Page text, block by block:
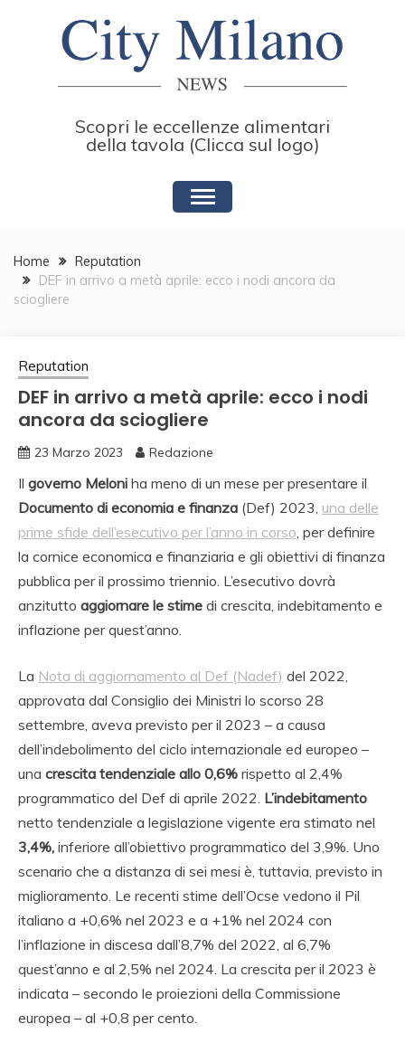
Scopri le eccellenze alimentari
della tavola (Clicca sul logo)
Home
Reputation
DEF in arrivo a metà aprile: ecco i nodi ancora da
sciogliere
Reputation
DEF in arrivo a metà aprile: ecco i nodi
ancora da sciogliere
23 Marzo 2023 Redazione
Il governo Meloni ha meno di un mese per presentare il
Documento di economia e finanza (Def) 2023, una delle
prime sfide dell’esecutivo per l’anno in corso , per definire
la cornice economica e finanziaria e gli obiettivi di finanza
pubblica per il prossimo triennio. L’esecutivo dovrà
anzitutto aggiornare le stime di crescita, indebitamento e
inflazione per quest’anno.
La Nota di aggiornamento al Def (Nadef) del 2022,
approvata dal Consiglio dei Ministri lo scorso 28
settembre, aveva previsto per il 2023 – a causa
dell’indebolimento del ciclo internazionale ed europeo –
una crescita tendenziale allo 0,6% rispetto al 2,4%
programmatico del Def di aprile 2022. L’indebitamento
netto tendenziale a legislazione vigente era stimato nel
3,4%, inferiore all’obiettivo programmatico del 3,9%. Uno
scenario che a distanza di sei mesi è, tuttavia, previsto in
miglioramento. Le recenti stime dell’Ocse vedono il Pil
italiano a +0,6% nel 2023 e a +1% nel 2024 con
l’inflazione in discesa dall’8,7% del 2022, al 6,7%
quest’anno e al 2,5% nel 2024. La crescita per il 2023 è
indicata – secondo le proiezioni della Commissione
europea – al +0,8 per cento.